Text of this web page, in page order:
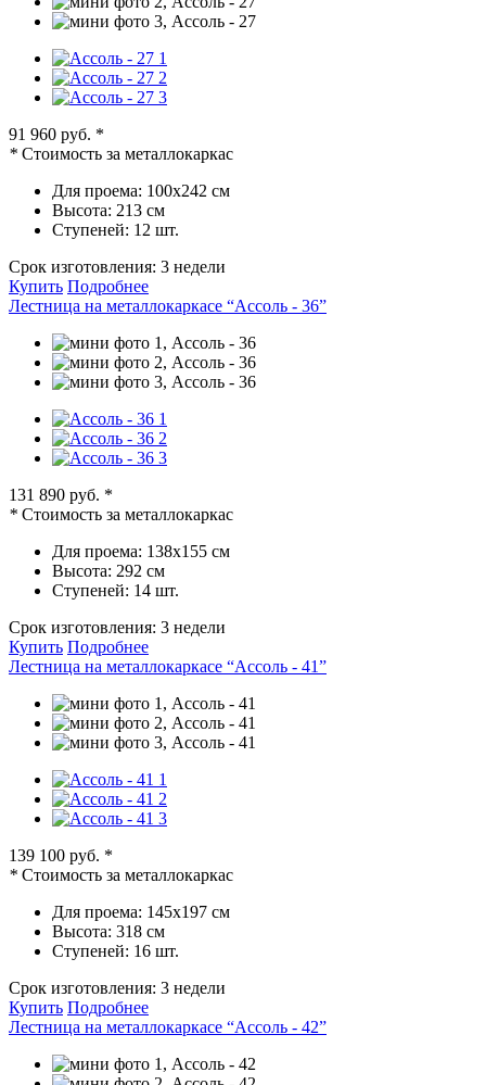
91 960 руб. *
* Стоимость за металлокаркас
Для проема: 100х242 см
Высота: 213 см
Ступеней: 12 шт.
Срок изготовления: 3 недели
Купить Подробнее
Лестница на металлокаркасе “Ассоль - 36”
131 890 руб. *
* Стоимость за металлокаркас
Для проема: 138х155 см
Высота: 292 см
Ступеней: 14 шт.
Срок изготовления: 3 недели
Купить Подробнее
Лестница на металлокаркасе “Ассоль - 41”
139 100 руб. *
* Стоимость за металлокаркас
Для проема: 145х197 см
Высота: 318 см
Ступеней: 16 шт.
Срок изготовления: 3 недели
Купить Подробнее
Лестница на металлокаркасе “Ассоль - 42”